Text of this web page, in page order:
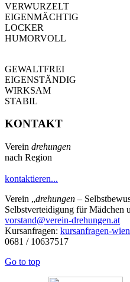
VERWURZELT
EIGENMÄCHTIG
LOCKER
HUMORVOLL
GEWALTFREI
EIGENSTÄNDIG
WIRKSAM
STABIL
KONTAKT
Verein drehungen
nach Region
kontaktieren...
Verein „drehungen –
Selbstverteidigung für Mädchen
vorstand@verein-drehungen.at
Kursanfragen: kursanfragen-
0681 / 10637517
Go to top